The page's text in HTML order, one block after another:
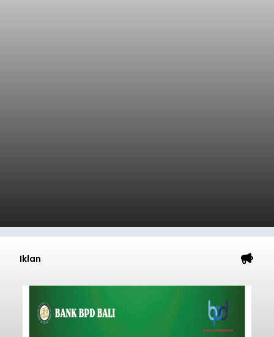
Iklan